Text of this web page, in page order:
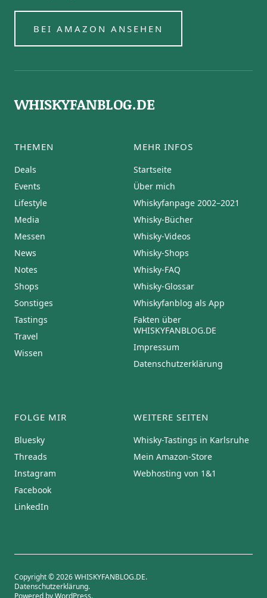
BEI AMAZON ANSEHEN
WHISKYFANBLOG.DE
THEMEN
Deals
Events
Lifestyle
Media
Messen
News
Notes
Shops
Sonstiges
Tastings
Travel
Wissen
MEHR INFOS
Startseite
Über mich
Whiskyfanpage 2002–2021
Whisky-Bücher
Whisky-Videos
Whisky-Shops
Whisky-FAQ
Whisky-Glossar
Whiskyfanblog als App
Fakten über
WHISKYFANBLOG.DE
Impressum
Datenschutzerklärung
FOLGE MIR
Bluesky
Threads
Instagram
Facebook
LinkedIn
WEITERE SEITEN
Whisky-Tastings in Karlsruhe
Mein Amazon-Store
Webhosting von 1&1
Copyright © 2026 WHISKYFANBLOG.DE
Datenschutzerklärung
Powered byWordPress